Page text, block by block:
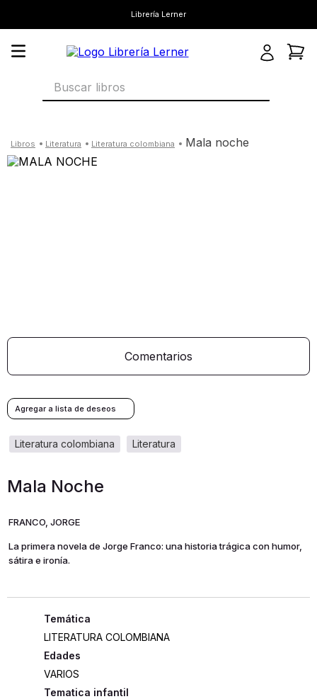
Librería Lerner
Buscar libros
literatura literatura colombiana mala noche
Comentarios
literatura
literatura colombiana
Mala Noche
FRANCO, JORGE
La primera novela de Jorge Franco: una historia trágica con humor,
sátira e ironía.
LITERATURA COLOMBIANA
Edades
VARIOS
Tematica infantil